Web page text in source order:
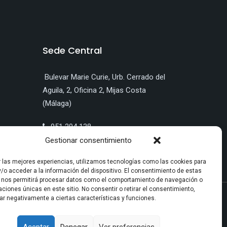
Gestionar consentimiento
las mejores experiencias, utilizamos tecnologías como las cookies para
o acceder a la información del dispositivo. El consentimiento de estas
permitirá procesar datos como el comportamiento de navegación o
únicas en este sitio. No consentir o retirar el consentimiento,
negativamente a ciertas características y funciones.
Sede Central
Bulevar Marie Curie, Urb. Cerrado del
Aguila, 2, Oficina 2, Mijas Costa
(Málaga)
951 204 138
info@pontesal.com
S.L.U | EXPTE. Nº: MA/NPT/0397/2022